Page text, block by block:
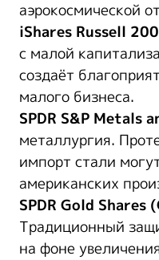
аэрокосмической
iShares Russell
с малой
создаёт
малого бизнеса.
SPDR S&P Metals
металлургия.
импорт стали
американских
SPDR Gold Shares
Традиционный
на фоне